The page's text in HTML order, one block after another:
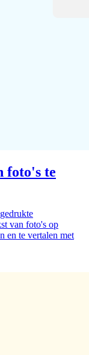
foto's te
van foto's op
en te vertalen met